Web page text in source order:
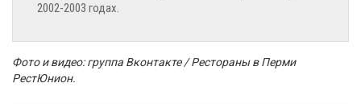
2002-2003 годах.
Фото и видео: группа Вконтакте / Рестораны в Перми
РестЮнион.